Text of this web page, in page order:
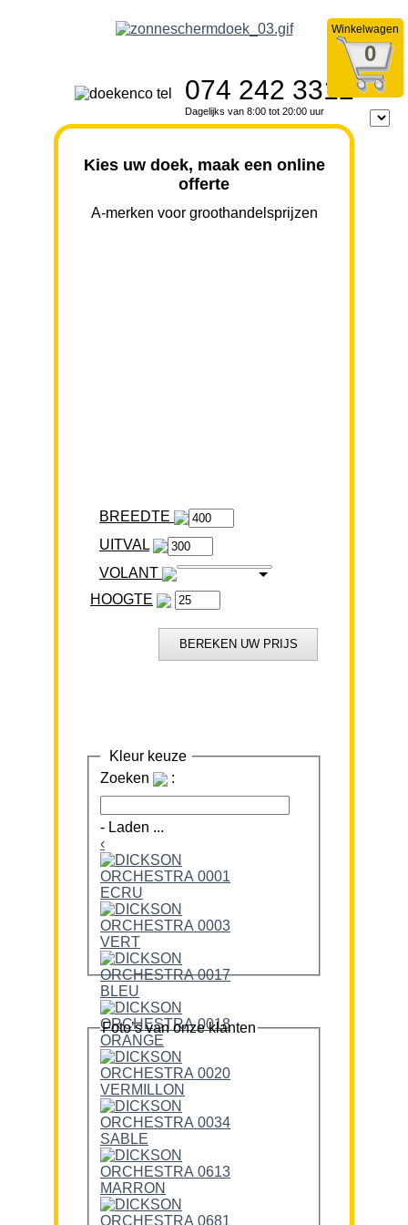
Winkelwagen
0
074 242 3312
Dagelijks van 8:00 tot 20:00 uur
Kies uw doek, maak een online
offerte
A-merken voor groothandelsprijzen
BREEDTE
VOLANT
HOOGTE
Kleur keuze
Zoeken
:
- Laden ...
‹
Foto’s van onze klanten